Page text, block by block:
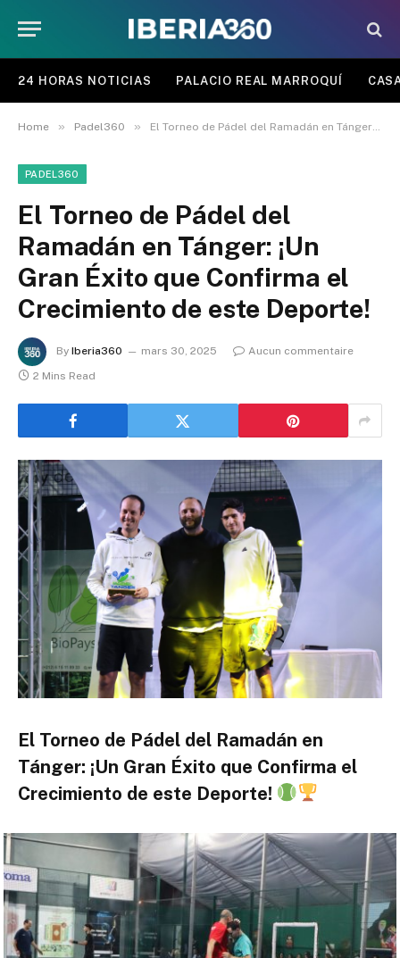
24 HORAS NOTICIAS PALACIO REAL MARROQUÍ
Home » Padel360 » El Torneo de Pádel del Ramadán en Tánger: ¡Un Gran Éxito que Confirma el Crecimiento de este Deporte!
PADEL360
El Torneo de Pádel del
Ramadán en Tánger: ¡Un
Gran Éxito que Confirma el
Crecimiento de este Deporte!
By Iberia360 mars 30, 2025
Aucun commentaire
2 Mins Read
El Torneo de Pádel del Ramadán en
Tánger: ¡Un Gran Éxito que Confirma el
Crecimiento de este Deporte!